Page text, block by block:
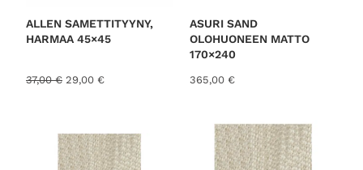
S
S
ALLEN SAMETTITYYNY,
HARMAA 45×45
37,00€ A
p
e
29,00 €N
i
n
ASURI SAND
OLOHUONEEN MATTO
170×240
365,00 €